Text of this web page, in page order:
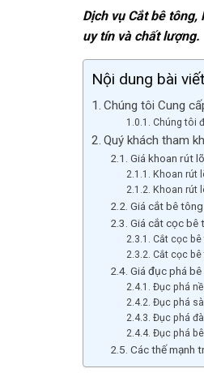
Dịch vụ Cắt bê
uy tín và chất lượng.
Nội dung bài viết
Chúng tôi Cung
Chúng tôi
Quý khách tham
Giá khoan rút
Khoan rút
Khoan rút
Giá cắt bê tông
Giá cắt cọc bê
Cắt cọc
Cắt cọc
Giá đục phá
Đục phá
Đục phá
Đục phá
Đục phá
Các thế mạnh